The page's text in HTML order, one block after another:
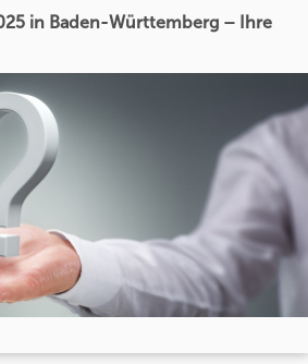
in Baden-Württemberg – Ihre